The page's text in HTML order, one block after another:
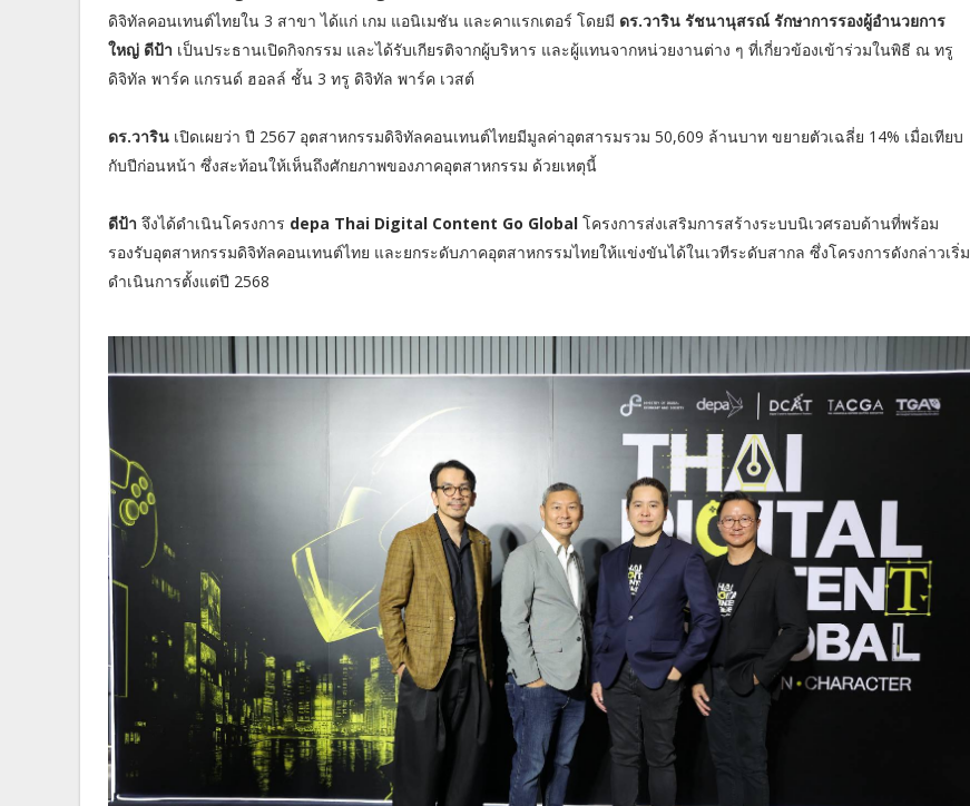
ดิจิทัลคอนเทนต์ไทยใน 3 สาขา ได้แก่ เกม แอนิเมชัน และคาแรกเตอร์ โดยมี ดร.วาริน รัชนานุสรณ์ รักษาการรองผู้อำนวยการ
ใหญ่ ดีป้า เป็นประธานเปิดกิจกรรม และได้รับเกียรติจากผู้บริหาร และผู้แทนจากหน่วยงานต่าง ๆ ที่เกี่ยวข้องเข้าร่วมในพิธี ณ ทรู
ดิจิทัล พาร์ค แกรนด์ ฮอลล์ ชั้น 3 ทรู ดิจิทัล พาร์ค เวสต์
ดร.วาริน เปิดเผยว่า ปี 2567 อุตสาหกรรมดิจิทัลคอนเทนต์ไทยมีมูลค่าอุตสารมรวม 50,609 ล้านบาท ขยายตัวเฉลี่ย 14% เมื่อเทียบ
กับปีก่อนหน้า ซึ่งสะท้อนให้เห็นถึงศักยภาพของภาคอุตสาหกรรม ด้วยเหตุนี้
ดีป้า จึงได้ดำเนินโครงการ depa Thai Digital Content Go Global โครงการส่งเสริมการสร้างระบบนิเวศรอบด้านที่พร้อม
รองรับอุตสาหกรรมดิจิทัลคอนเทนต์ไทย และยกระดับภาคอุตสาหกรรมไทยให้แข่งขันได้ในเวทีระดับสากล ซึ่งโครงการดังกล่าวเริ่ม
ดำเนินการตั้งแต่ปี 2568